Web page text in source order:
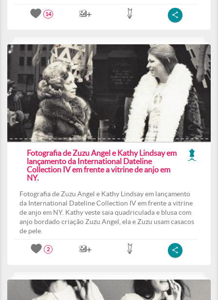
14
Fotografia de Zuzu Angel e Kathy Lindsay em
lançamento da International Dateline
Collection IV em frente a vitrine de anjo em
NY.
Fotografia de Zuzu Angel e Kathy Lindsay em lançamento
da International Dateline Collection IV em frente a vitrine
de anjo em NY. Kathy veste saia quadriculada e blusa com
anjo bordado criação Zuzu Angel, ela e Zuzu usam casacos
de pele.
2